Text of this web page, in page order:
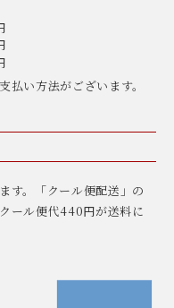
い方法がございます。
す。「クール便配送」の
ール便代440円が送料に